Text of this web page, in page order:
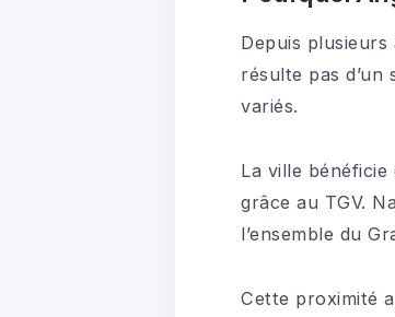
Depuis
résulte pas d’un
variés.
La ville bénéficie
grâce au TGV.
l’ensemble du
Cette proximité